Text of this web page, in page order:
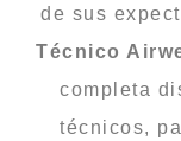
de sus
Técnico
completa
técnicos,